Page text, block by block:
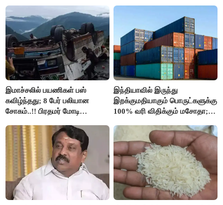
இமாச்சலில் பயணிகள் பஸ்
கவிழ்ந்தது; 8 பேர் பலியான
சோகம்..!! பிரதமர் மோடி
இந்தியாவில் இருந்து
இறக்குமதியாகும் பொருட்களுக்கு
100% வரி விதிக்கும் மசோதா;